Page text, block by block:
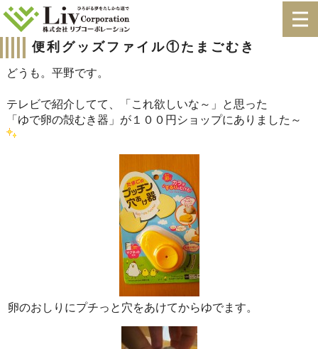
便利グッズファイル①たまごむき
どうも。平野です。
テレビで紹介してて、「これ欲しいな～」と思った
「ゆで卵の殻むき器」が１００円ショップにありました～
卵のおしりにプチっと穴をあけてからゆでます。